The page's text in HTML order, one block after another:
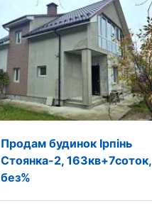
Продам будинок Ірпінь
Стоянка-2, 163кв+7соток,
без%